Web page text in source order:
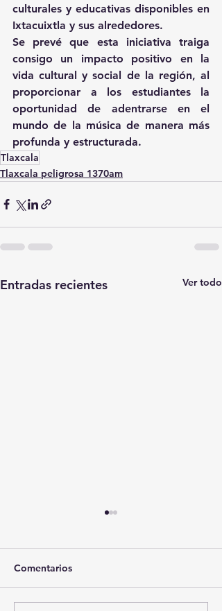
culturales y educativas disponibles en
Ixtacuixtla y sus alrededores.
Se prevé que esta iniciativa traiga
consigo un impacto positivo en la
vida cultural y social de la región, al
proporcionar a los estudiantes la
oportunidad de adentrarse en el
mundo de la música de manera más
profunda y estructurada.
Tlaxcala
Tlaxcala peligrosa 1370am
Entradas recientes Ver todo
Comentarios